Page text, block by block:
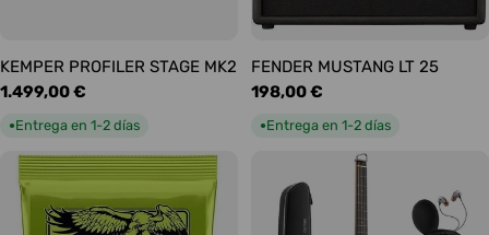
KEMPER PROFILER STAGE MK2
Precio
habitual
1.499,00 €
●Entrega en 1-2 días
FENDER MUSTANG LT 25
Precio
habitual
198,00 €
●Entrega en 1-2 días